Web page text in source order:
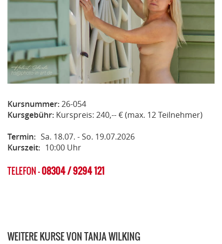
Kursnummer:26-054
Kursgebühr: Kurspreis: 240,-- € (max. 12 Teilnehmer)
Termin: Sa. 18.07. - So. 19.07.2026
Kurszeit: 10:00 Uhr
TELEFON -08304 / 9294 121
WEITERE KURSE VON TANJA WILKING